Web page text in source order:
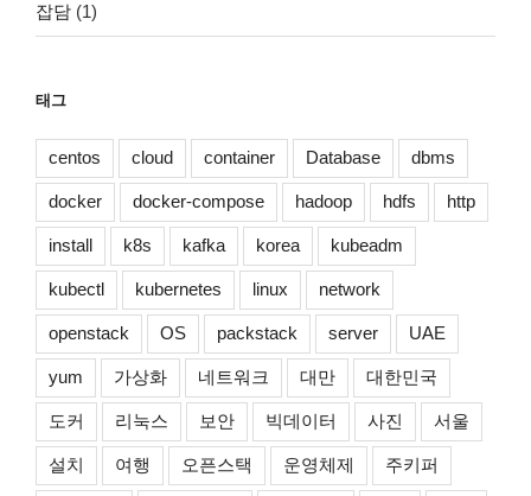
잡담 (1)
태그
centos cloud container Database dbms
docker docker-compose hadoop hdfs http
install k8s kafka korea kubeadm
kubectl kubernetes linux network
openstack OS packstack server UAE
yum 가상화 네트워크 대만 대한민국
도커 리눅스 보안 빅데이터 사진 서울
설치 여행 오픈스택 운영체제 주키퍼